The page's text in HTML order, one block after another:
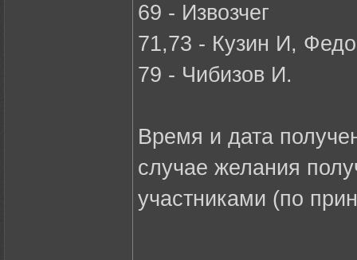
69 - Извозчег
71,73 - Кузин И,
79 - Чибизов И.
Время и дата
случае желания
участниками (по